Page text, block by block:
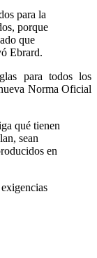
para la
porque
que
Ebrard.
para todos los
Norma Oficial
qué tienen
sean
en